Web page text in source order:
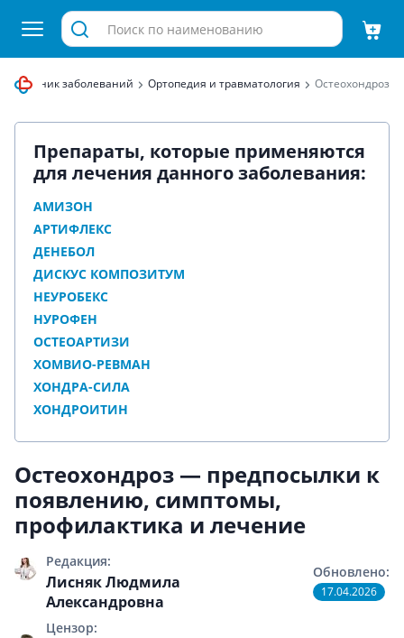
заболеваний Ортопедия и травматология Остеохондроз
Препараты, которые применяются
для лечения данного заболевания:
АМИЗОН
АРТИФЛЕКС
ДЕНЕБОЛ
ДИСКУС КОМПОЗИТУМ
НЕУРОБЕКС
НУРОФЕН
ОСТЕОАРТИЗИ
ХОМВИО-РЕВМАН
ХОНДРА-СИЛА
ХОНДРОИТИН
Остеохондроз — предпосылки к
появлению, симптомы,
профилактика и лечение
Редакция:
Лисняк Людмила
Александровна
Цензор:
Обновлено:
17.04.2026